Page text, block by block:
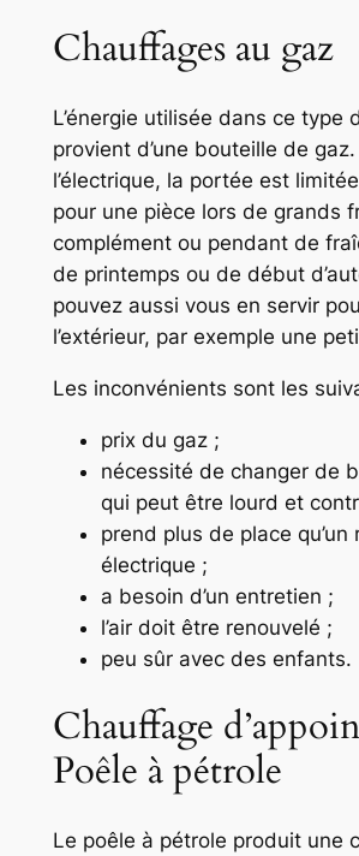
Chauffages au gaz
L’énergie utilisée dans ce type
provient d’une bouteille de
l’électrique, la portée est
pour une pièce lors de grands
complément ou pendant de
de printemps ou de début
pouvez aussi vous en servir
l’extérieur, par exemple une
Les inconvénients sont les
prix du gaz ;
nécessité de changer de
qui peut être lourd et
prend plus de place qu’un
électrique ;
a besoin d’un entretien ;
l’air doit être renouvelé ;
peu sûr avec des enfants.
Chauffage
Poêle à pétrole
Le poêle à pétrole produit une